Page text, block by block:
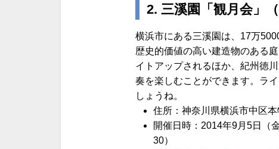
2. 三溪園「観月会」
横浜市にある三溪園は、17万
歴史的価値の高い建造物のある
イトアップされるほか、紀州徳
奏を楽しむことができます。ラ
しょうね。
住所：神奈川県横浜市中区
開催日時：2014年9月5日（
30）